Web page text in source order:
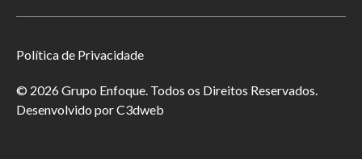
Política de Privacidade
© 2026 Grupo Enfoque. Todos os Direitos Reservados.
Desenvolvido porC3dweb